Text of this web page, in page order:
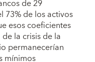
de 29
73% de los activos
esos coeficientes
la crisis de la
permanecerían
mínimos